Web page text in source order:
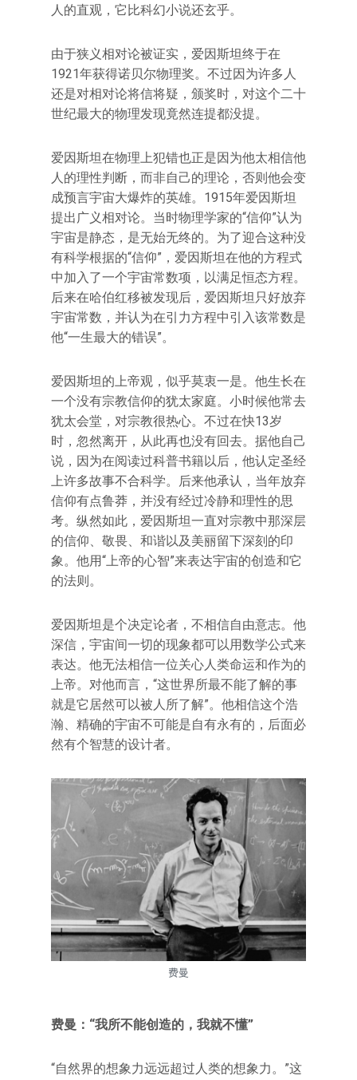
人的直观，它比科幻小说还玄乎。
由于狭义相对论被证实，爱因斯坦终于在
1921年获得诺贝尔物理奖。不过因为许多人
还是对相对论将信将疑，颁奖时，对这个二十
世纪最大的物理发现竟然连提都没提。
爱因斯坦在物理上犯错也正是因为他太相信他
人的理性判断，而非自己的理论，否则他会变
成预言宇宙大爆炸的英雄。1915年爱因斯坦
提出广义相对论。当时物理学家的“信仰”认为
宇宙是静态，是无始无终的。为了迎合这种没
有科学根据的“信仰”，爱因斯坦在他的方程式
中加入了一个宇宙常数项，以满足恒态方程。
后来在哈伯红移被发现后，爱因斯坦只好放弃
宇宙常数，并认为在引力方程中引入该常数是
他“一生最大的错误”。
爱因斯坦的上帝观，似乎莫衷一是。他生长在
一个没有宗教信仰的犹太家庭。小时候他常去
犹太会堂，对宗教很热心。不过在快13岁
时，忽然离开，从此再也没有回去。据他自己
说，因为在阅读过科普书籍以后，他认定圣经
上许多故事不合科学。后来他承认，当年放弃
信仰有点鲁莽，并没有经过冷静和理性的思
考。纵然如此，爱因斯坦一直对宗教中那深层
的信仰、敬畏、和谐以及美丽留下深刻的印
象。他用“上帝的心智”来表达宇宙的创造和它
的法则。
爱因斯坦是个决定论者，不相信自由意志。他
深信，宇宙间一切的现象都可以用数学公式来
表达。他无法相信一位关心人类命运和作为的
上帝。对他而言，“这世界所最不能了解的事
就是它居然可以被人所了解”。他相信这个浩
瀚、精确的宇宙不可能是自有永有的，后面必
然有个智慧的设计者。
费曼
费曼：“我所不能创造的，我就不懂”
“自然界的想象力远远超过人类的想象力。”这